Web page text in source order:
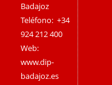
Badajoz
Teléfono: +34
924 212 400
Web:
www.dip-
badajoz.es